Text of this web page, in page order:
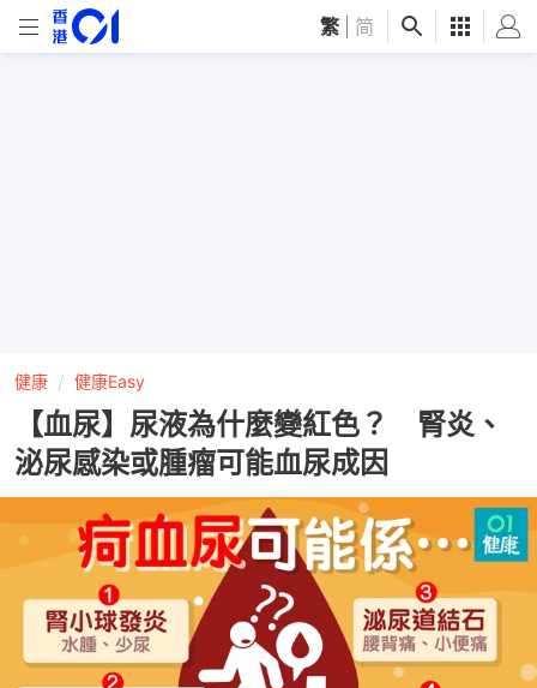
繁 简
健康 健康Easy
【血尿】尿液為什麼變紅色？ 腎炎、
泌尿感染或腫瘤可能血尿成因